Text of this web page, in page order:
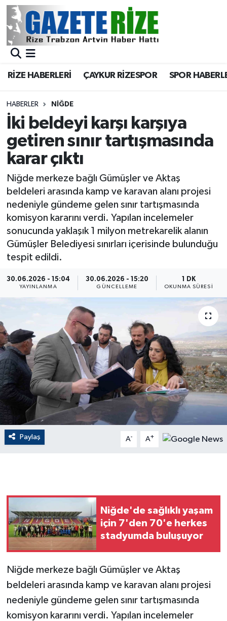
RİZE HABERLERİ ÇAYKUR RİZESPOR SPOR
HABERLER NIĞDE
İki beldeyi karşı karşıya
getiren sınır tartışmasında
karar çıktı
Niğde merkeze bağlı Gümüşler ve Aktaş
beldeleri arasında kamp ve karavan alanı projesi
nedeniyle gündeme gelen sınır tartışmasında
komisyon kararını verdi. Yapılan incelemeler
sonucunda yaklaşık 1 milyon metrekarelik alanın
Gümüşler Belediyesi sınırları içerisinde bulunduğu
tespit edildi.
30.06.2026 - 15:04
YAYINLANMA
30.06.2026 - 15:20
GÜNCELLEME
1 DK
OKUNMA SÜRESI
Paylaş A- A+
Niğde'de sağlıklı yaşam
için 7'den 70'e herkes
stadyumda buluşuyor
Niğde merkeze bağlı Gümüşler ve Aktaş
beldeleri arasında kamp ve karavan alanı projesi
nedeniyle gündeme gelen sınır tartışmasında
komisyon kararını verdi. Yapılan incelemeler
BÖLGEMİZ
Asayiş
Rize Jandarma Komutanlığı
Bilim Teknoloji
Bölge
Advertising news
Canlı Maç
ÇEVRE
Dünya
EKONOMİ
English News
Finans
Flaş Haber
Güvenlik
HABERDE İNSAN
İNSAN
İş Dünyası
Merkez Nöbetçi Eczaneler
Merkez Trafik Yoğunluk Haritası
Süper Lig Puan Durumu ve Fikstür
Tüm Manşetler
Son Dakika Haberleri
Haber Arşivi